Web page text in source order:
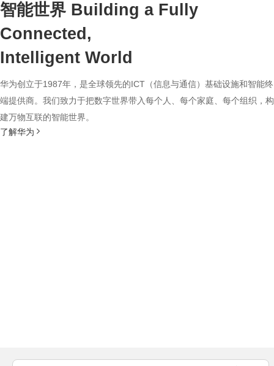
智能世界 Building a Fully
Connected,
Intelligent World
华为创立于1987年，是全球领先的ICT（信息与通信）基础设施和智能终
端提供商。我们致力于把数字世界带入每个人、每个家庭、每个组织，构
建万物互联的智能世界。
了解华为